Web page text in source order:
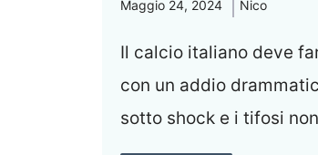
Maggio 24, 2024 Nico
Il calcio italiano deve
con un addio
sotto shock e i tifosi